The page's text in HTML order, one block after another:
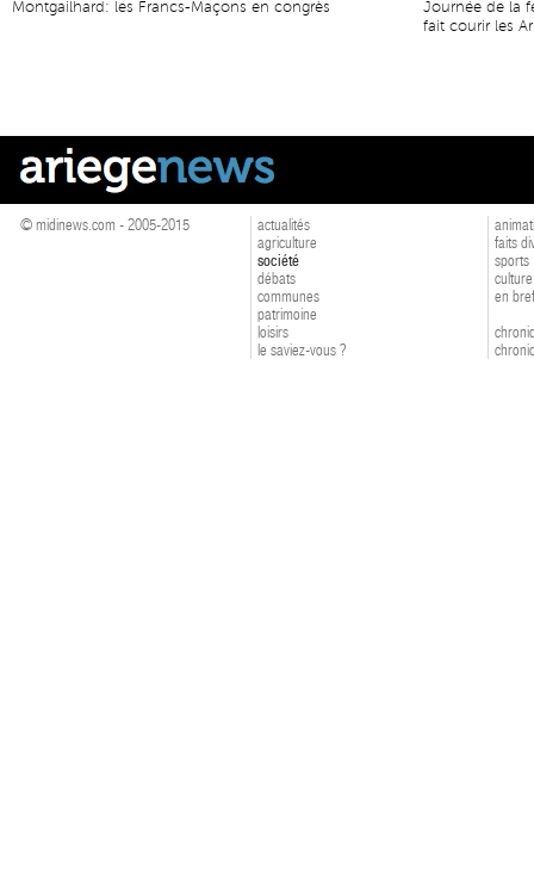
Montgailhard: les Francs-Maçons en congrès
Journée de la
fait courir les
© midinews.com - 2005-2015
actualités
agriculture
société
débats
communes
patrimoine
loisirs
le saviez-vous ?
faits
sports
culture
en bref